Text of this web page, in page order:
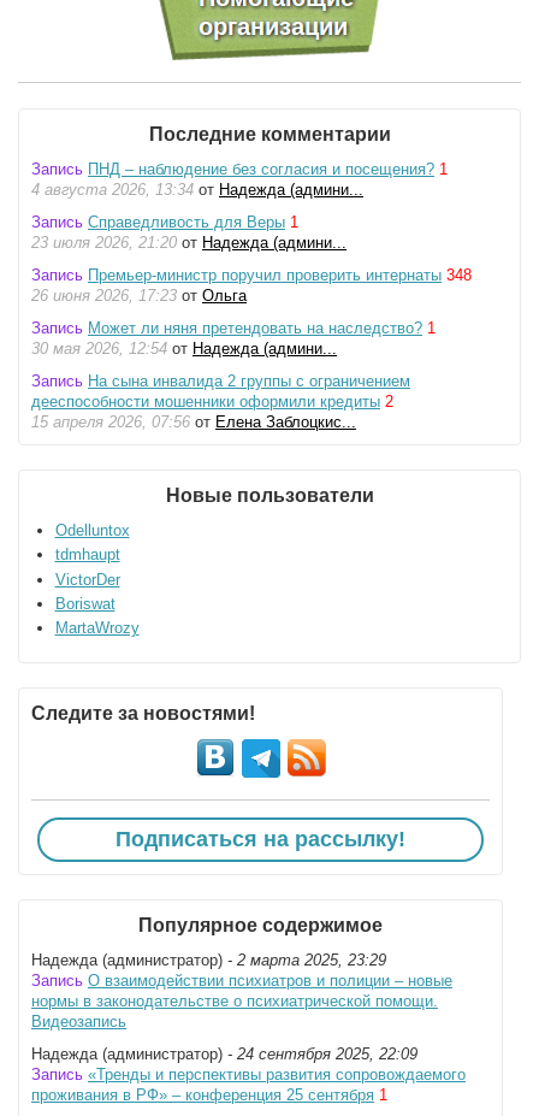
Последние комментарии
Запись ПНД – наблюдение без согласия и посещения? 1
4 августа 2026, 13:34 от Надежда (админи...
Запись Справедливость для Веры 1
23 июля 2026, 21:20 от Надежда (админи...
Запись Премьер-министр поручил проверить интернаты 348
26 июня 2026, 17:23 от Ольга
Запись Может ли няня претендовать на наследство? 1
30 мая 2026, 12:54 от Надежда (админи...
Запись На сына инвалида 2 группы с ограничением
дееспособности мошенники оформили кредиты 2
15 апреля 2026, 07:56 от Елена Заблоцкис...
Новые пользователи
Odelluntox
tdmhaupt
VictorDer
Boriswat
MartaWrozy
Следите за новостями!
Подписаться на рассылку!
Популярное содержимое
Надежда (администратор) - 2 марта 2025, 23:29
Запись О взаимодействии психиатров и полиции – новые
нормы в законодательстве о психиатрической помощи.
Видеозапись
Надежда (администратор) - 24 сентября 2025, 22:09
Запись «Тренды и перспективы развития сопровождаемого
проживания в РФ» – конференция 25 сентября 1